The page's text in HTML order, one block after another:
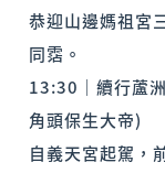
恭迎山邊媽祖宮
同霑。
13:30｜續行蘆
角頭保生大帝)
自義天宮起駕，